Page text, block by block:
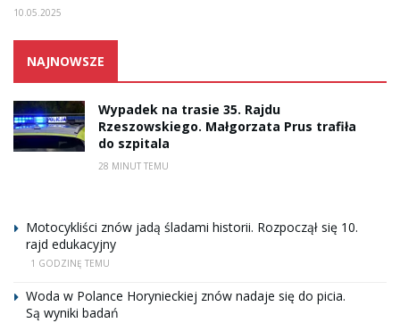
10.05.2025
NAJNOWSZE
Wypadek na trasie 35. Rajdu
Rzeszowskiego. Małgorzata Prus trafiła
do szpitala
28 MINUT TEMU
Motocykliści znów jadą śladami historii. Rozpoczął się 10.
rajd edukacyjny
1 GODZINĘ TEMU
Woda w Polance Horynieckiej znów nadaje się do picia.
Są wyniki badań